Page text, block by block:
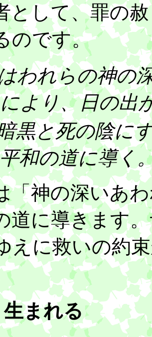
として、罪の
のです。
われらの神の
より、日の出
黒と死の陰に
和の道に導く
神の深いあわ
道に導きます
えに救いの約
まれる